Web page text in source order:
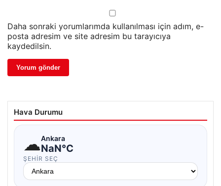
Daha sonraki yorumlarımda kullanılması için adım, e-
posta adresim ve site adresim bu tarayıcıya
kaydedilsin.
Hava Durumu
☁Ankara
NaN°C
ŞEHIR SEÇ